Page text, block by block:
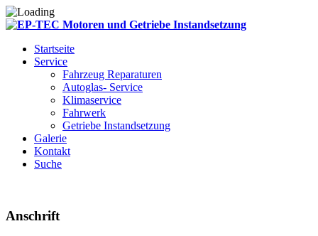
Startseite
Service
Fahrzeug Reparaturen
Autoglas- Service
Klimaservice
Fahrwerk
Getriebe Instandsetzung
Galerie
Kontakt
Suche
Anschrift